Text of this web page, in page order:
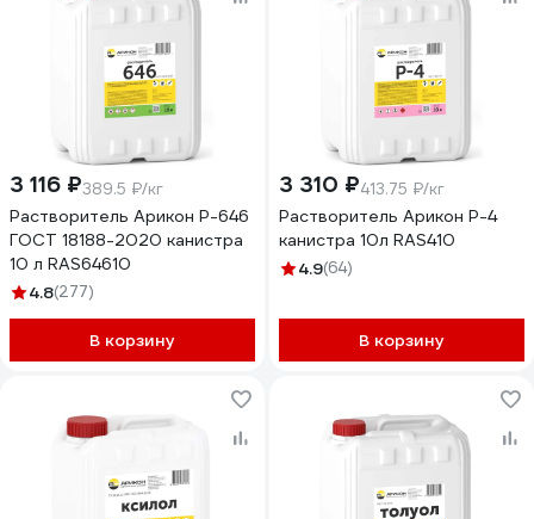
3 116 ₽389.5 ₽/кг
Растворитель Арикон Р-646
ГОСТ 18188-2020 канистра
10 л RAS64610
4.8(277)
В корзину
3 310 ₽413.75 ₽/кг
Растворитель Арикон Р-4
канистра 10л RAS410
4.9(64)
В корзину